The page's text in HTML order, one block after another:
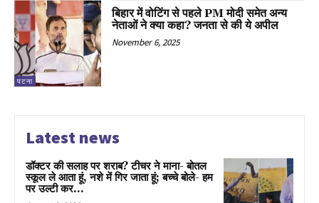
पटना
बिहार में वोटिंग से पहले PM मोदी समेत अन्य
नेताओं ने क्या कहा? जनता से की ये अपील
November 6, 2025
Latest news
डॉक्टर की सलाह पर शराब? टीचर ने माना- बोतल
स्कूल ले आता हूं, नशे में गिर जाता हूं; बच्चे बोले- हम
पर उल्टी कर...